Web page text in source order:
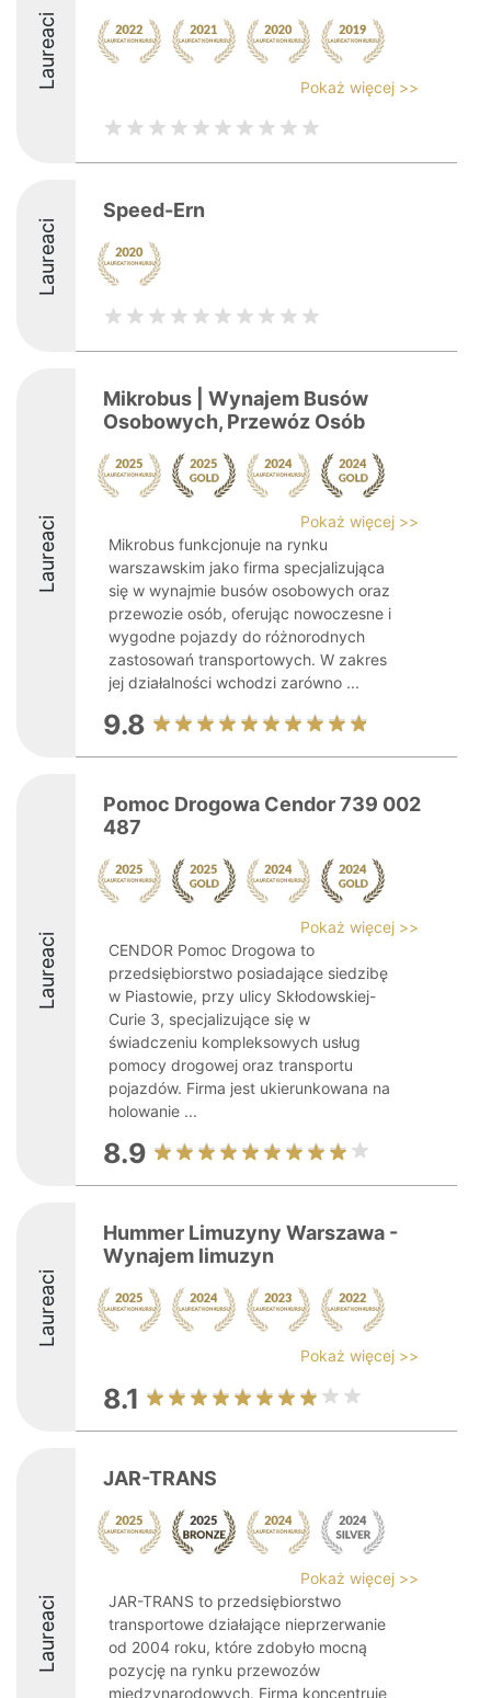
Laureaci Pokaż więcej >>
Laureaci
Speed-Ern
Laureaci
Mikrobus | Wynajem Busów
Osobowych, Przewóz Osób
Pokaż więcej >>
Mikrobus funkcjonuje na rynku
warszawskim jako firma specjalizująca
się w wynajmie busów osobowych oraz
przewozie osób, oferując nowoczesne i
wygodne pojazdy do różnorodnych
zastosowań transportowych. W zakres
jej działalności wchodzi zarówno ...
9.8
Laureaci
Pomoc Drogowa Cendor 739 002
487
Pokaż więcej >>
CENDOR Pomoc Drogowa to
przedsiębiorstwo posiadające siedzibę
w Piastowie, przy ulicy Skłodowskiej-
Curie 3, specjalizujące się w
świadczeniu kompleksowych usług
pomocy drogowej oraz transportu
pojazdów. Firma jest ukierunkowana na
holowanie ...
8.9
Laureaci
Hummer Limuzyny Warszawa -
Wynajem limuzyn
Pokaż więcej >>
8.1
Laureaci
JAR-TRANS
Pokaż więcej >>
JAR-TRANS to przedsiębiorstwo
transportowe działające nieprzerwanie
od 2004 roku, które zdobyło mocną
pozycję na rynku przewozów
międzynarodowych. Firma koncentruje